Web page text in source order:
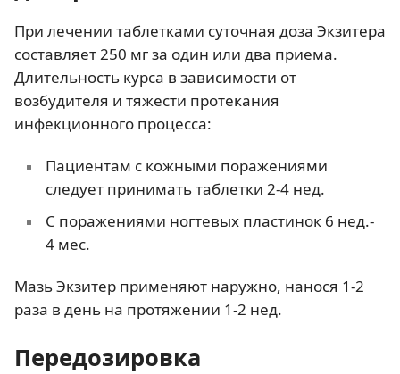
При лечении таблетками суточная доза Экзитера
составляет 250 мг за один или два приема.
Длительность курса в зависимости от
возбудителя и тяжести протекания
инфекционного процесса:
Пациентам с кожными поражениями
следует принимать таблетки 2-4 нед.
С поражениями ногтевых пластинок 6 нед.-
4 мес.
Мазь Экзитер применяют наружно, нанося 1-2
раза в день на протяжении 1-2 нед.
Передозировка